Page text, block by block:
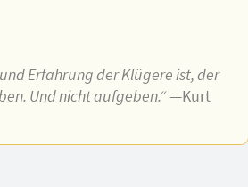
Erfahrung der Klügere ist, der
Und nicht aufgeben.“—Kurt